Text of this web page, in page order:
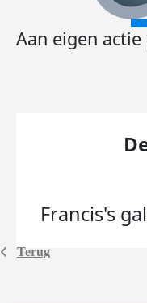
Terug
Aan eigen
Francis's